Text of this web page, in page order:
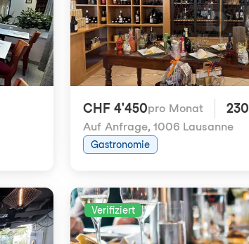
CHF 4'450pro Monat 230
Auf Anfrage, 1006 Lausanne
Gastronomie
Verifiziert